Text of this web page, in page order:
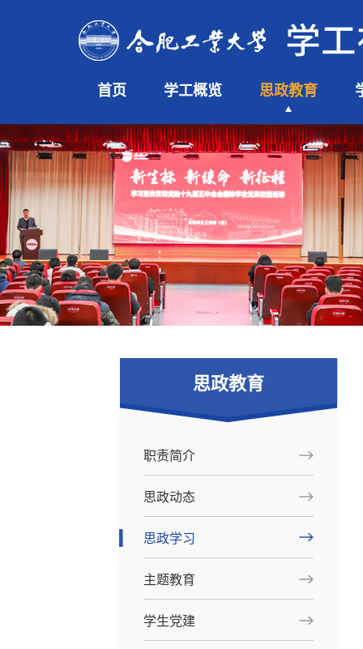
首页 学工概览 思政教育
思政教育
职责简介
思政动态
思政学习
主题教育
学生党建